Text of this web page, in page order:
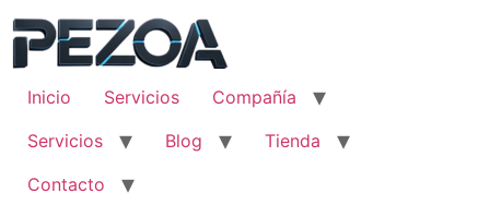
contenido
Inicio
Servicios
Compañía
Servicios
Blog
Tienda
Contacto